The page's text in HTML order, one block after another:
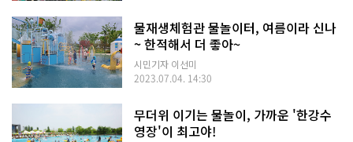
물재생체험관 물놀이터, 여름이라 신나
~ 한적해서 더 좋아~
시민기자 이선미
2023.07.04. 14:30
무더위 이기는 물놀이, 가까운 '한강수
영장'이 최고야!